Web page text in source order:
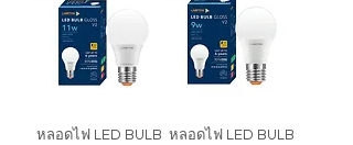
หลอดไฟ LED BULB หลอดไฟ LED BULB